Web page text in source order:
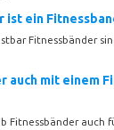
ist ein
Fitnessbänder
auch mit einem
Fitnessbänder auch